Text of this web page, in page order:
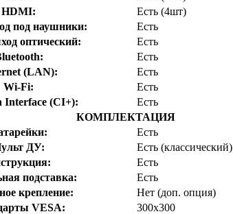
HDMI:
Есть (4шт)
под наушники:
Есть
оптический:
Есть
Есть
(LAN):
Есть
Wi-Fi:
Есть
Interface (CI+):
Есть
КОМПЛЕКТАЦИЯ
Есть
ДУ:
Есть (классический)
Есть
подставка:
Есть
крепление:
Нет (доп. опция)
VESA:
300x300